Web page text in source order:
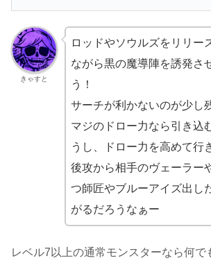
きゃすと
ロッドやソウルズをリリー
ながら黒の魔導陣を誘発さ
う！
サーチが利かないのが少し
マジのドロー力なら引き込
うし、ドロー力を高めて行
後攻から相手のヴェーラー
つ師匠やブルーアイズ出し
がるだろうなぁー
レベル7以上の通常モンスターなら何で